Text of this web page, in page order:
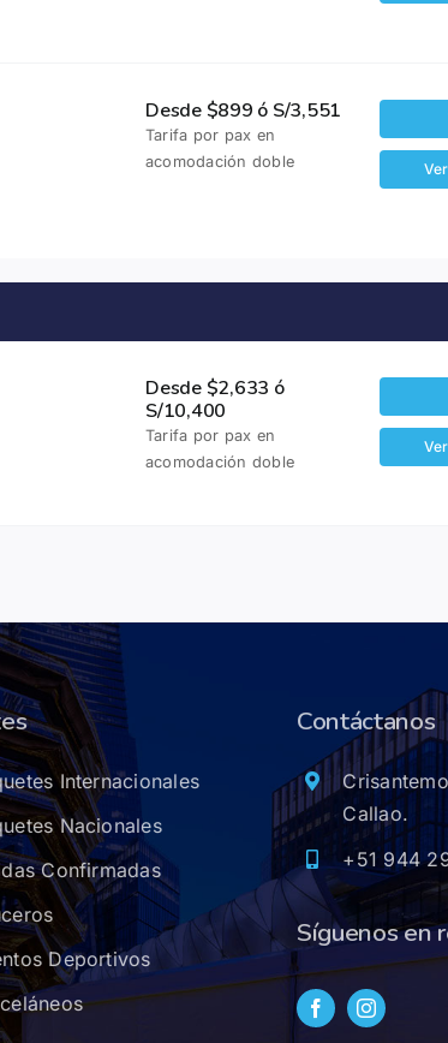
Desde $899 ó S/3,551
Tarifa por pax en
acomodación doble
Desde $2,633 ó
S/10,400
Tarifa por pax en
acomodación doble
Internacionales
Nacionales
Confirmadas
Deportivos
Contáctanos
Callao.
+51 944
Síguenos en